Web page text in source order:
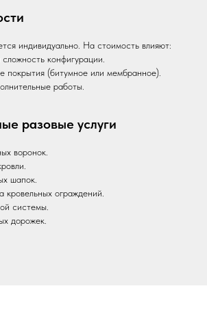
индивидуально. На стоимость влияют:
конфигурации.
покрытия (битумное или мембранное).
работы.
разовые услуги
воронок.
шапок.
кровельных ограждений.
системы.
дорожек.